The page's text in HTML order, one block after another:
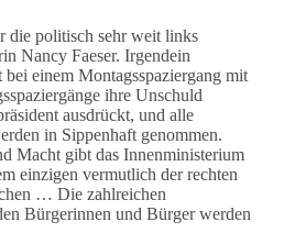
die politisch sehr weit links
Nancy Faeser. Irgendein
einem Montagsspaziergang mit
ihre Unschuld
ausdrückt, und alle
in Sippenhaft genommen.
Macht gibt das Innenministerium
einzigen vermutlich der rechten
… Die zahlreichen
Bürgerinnen und Bürger werden